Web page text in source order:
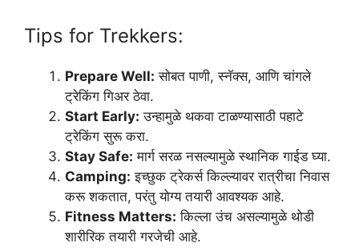
Tips for Trekkers:
Prepare Well: सोबत पाणी, स्नॅक्स, आणि चांगले
ट्रेकिंग गिअर ठेवा.
Start Early: उन्हामुळे थकवा टाळण्यासाठी पहाटे
ट्रेकिंग सुरू करा.
Stay Safe: मार्ग सरळ नसल्यामुळे स्थानिक गाईड घ्या.
Camping: इच्छुक ट्रेकर्स किल्ल्यावर रात्रीचा निवास
करू शकतात, परंतु योग्य तयारी आवश्यक आहे.
Fitness Matters: किल्ला उंच असल्यामुळे थोडी
शारीरिक तयारी गरजेची आहे.